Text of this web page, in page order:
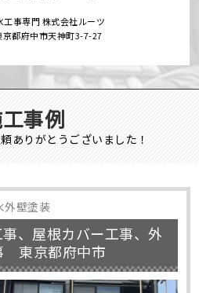
工事専門 株式会社ルーツ
京都府中市天神町3-7-27
事例
ありがとうございました！
外壁塗装
、屋根カバー工事、外
東京都府中市